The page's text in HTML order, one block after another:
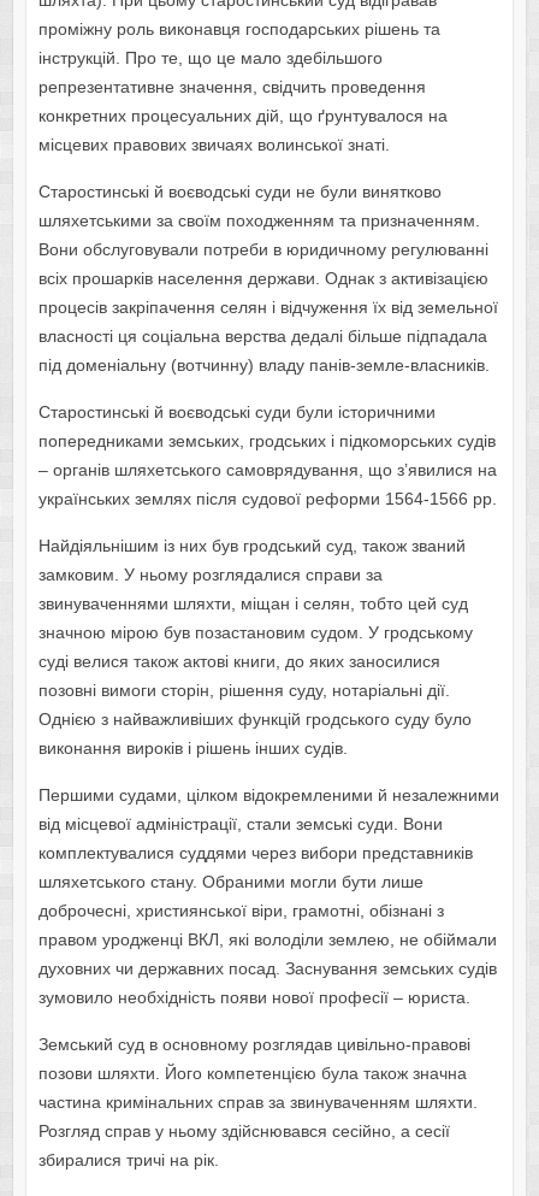
проміжну роль виконавця господарських рішень та
інструкцій. Про те, що це мало здебільшого
репрезентативне значення, свідчить проведення
конкретних процесуальних дій, що ґрунтувалося на
місцевих правових звичаях волинської знаті.
Старостинські й воєводські суди не були винятково
шляхетськими за своїм походженням та призначенням.
Вони обслуговували потреби в юридичному регулюванні
всіх прошарків населення держави. Однак з активізацією
процесів закріпачення селян і відчуження їх від земельної
власності ця соціальна верства дедалі більше підпадала
під доменіальну (вотчинну) владу панів-земле-власників.
Старостинські й воєводські суди були історичними
попередниками земських, гродських і підкоморських судів
– органів шляхетського самоврядування, що з’явилися на
українських землях після судової реформи 1564-1566 рр.
Найдіяльнішим із них був гродський суд, також званий
замковим. У ньому розглядалися справи за
звинуваченнями шляхти, міщан і селян, тобто цей суд
значною мірою був позастановим судом. У гродському
суді велися також актові книги, до яких заносилися
позовні вимоги сторін, рішення суду, нотаріальні дії.
Однією з найважливіших функцій гродського суду було
виконання вироків і рішень інших судів.
Першими судами, цілком відокремленими й незалежними
від місцевої адміністрації, стали земські суди. Вони
комплектувалися суддями через вибори представників
шляхетського стану. Обраними могли бути лише
доброчесні, християнської віри, грамотні, обізнані з
правом уродженці ВКЛ, які володіли землею, не обіймали
духовних чи державних посад. Заснування земських судів
зумовило необхідність появи нової професії – юриста.
Земський суд в основному розглядав цивільно-правові
позови шляхти. Його компетенцією була також значна
частина кримінальних справ за звинуваченням шляхти.
Розгляд справ у ньому здійснювався сесійно, а сесії
збиралися тричі на рік.